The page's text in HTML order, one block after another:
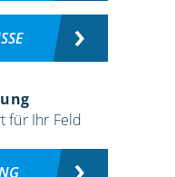
für Ihr Feld